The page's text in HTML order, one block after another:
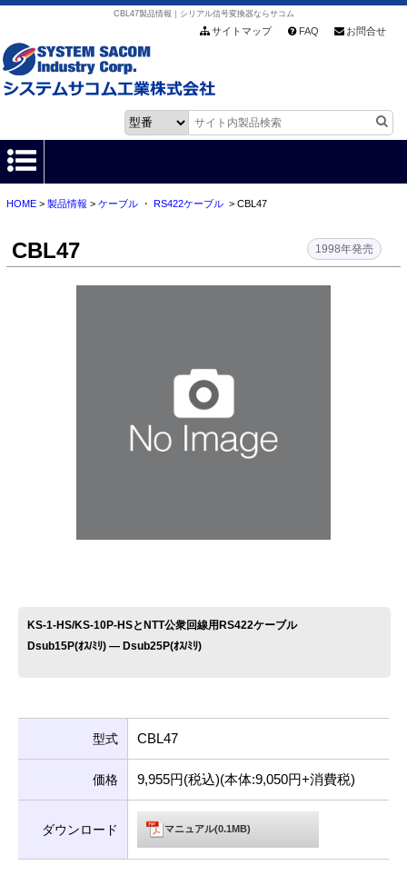
CBL47製品情報｜シリアル信号変換器ならサコム
サイトマップ FAQ お問合せ
HOME
会社情報
お問い合わせ
HOME> 製品情報 > ケーブル・ RS422ケーブル> CBL47
CBL47 1998年発売
KS-1-HS/KS-10P-HSとNTT公衆回線用RS422ケーブル
Dsub15P(ｵｽ/ﾐﾘ) ― Dsub25P(ｵｽ/ﾐﾘ)
型式 CBL47
価格 9,955円(税込)(本体:9,050円+消費税)
ダウンロード マニュアル(0.1MB)